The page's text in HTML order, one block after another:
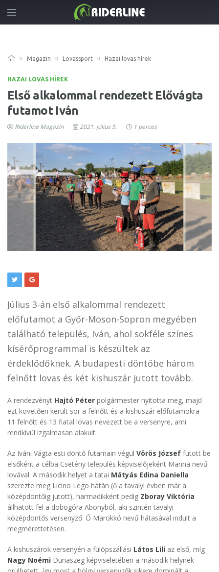
Magazin Lovassport Hazai lovas hírek
HAZAI LOVAS HÍREK
Első alkalommal rendezett Elővágta
futamot Iván
Riderline Magazin 2021. július 5. 1 perces
Július 3-án első alkalommal rendezett
előfutamot a Győr-Moson-Sopron megyében
található település, Iván, ahol sokféle színes
kísérőprogrammal is készültek az
érdeklődőknek. A budapesti döntőbe három
felnőtt lovas és két kishuszár jutott tovább.
A rendezvényt Hajtó Péter polgármester nyitotta meg, majd
ezt követően került sor a felnőtt és a kishuszár előfutamokra –
11 felnőtt és 13 fiatal lovas nevezett be a versenyre, ami
rendkívül izgalmasan alakult.
Az Iváni Vágta esti döntő futamain végül Vörös József futott be
elsőként a célba Csetény település képviselőjeként Marina nevű
lovával. A második helyet a tatai Mátyás Edina Daniella
szerezte meg Licino Lego hátán (ő a tavalyi évben már a
középdöntőig jutott), harmadikként pedig Zboray Viktória
állhatott fel a dobogóra Abonyból, aki szintén tavalyi
középdöntős versenyző. Ő Marokkó nevű hátasával indult a
megmérettetésen.
A kishuszárok versenyén a fülöpszállási Látos Lili az első, míg
Nagy Noémi Dunaszeg képviseletében a második helynek